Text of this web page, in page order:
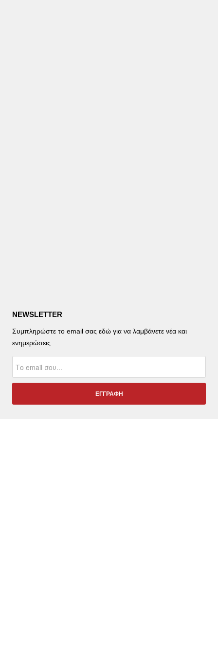
NEWSLETTER
Συμπληρώστε το email σας εδώ για να λαμβάνετε νέα και
ενημερώσεις